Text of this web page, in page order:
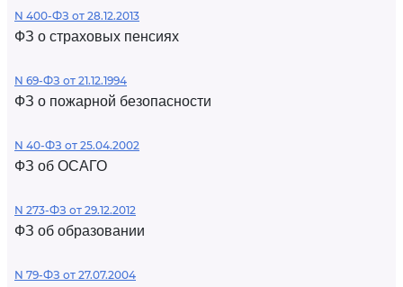
N 400-ФЗ от 28.12.2013
ФЗ о страховых пенсиях
N 69-ФЗ от 21.12.1994
ФЗ о пожарной безопасности
N 40-ФЗ от 25.04.2002
ФЗ об ОСАГО
N 273-ФЗ от 29.12.2012
ФЗ об образовании
N 79-ФЗ от 27.07.2004